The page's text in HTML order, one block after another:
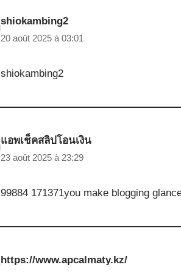
shiokambing2
20 août 2025 à 03:01
shiokambing2
แอพเช็คสลิปโอนเงิน
23 août 2025 à 23:29
99884 171371you make blogging
https://www.apcalmaty.kz/